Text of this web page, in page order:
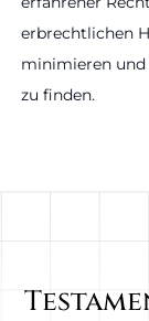
erbrechtlichen
minimieren
zu finden.